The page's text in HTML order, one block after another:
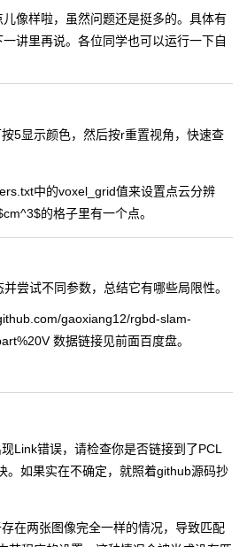
样啦，虽然问题还是挺多的。具体有
讲里再说。各位同学也可以运行一下自
5显示颜色，然后按r重置视角，快速查
中的voxel_grid值来设置点云分辨
的格子里有一个点。
试不同参数，总结它有哪些局限性。
gaoxiang12/rgbd-slam-
数据链接见前面百度盘。
Link错误，请检查你是否链接到了PCL
。如果实在不确定，就照着github源码抄
在两张图像完全一样的情况，导致匹配